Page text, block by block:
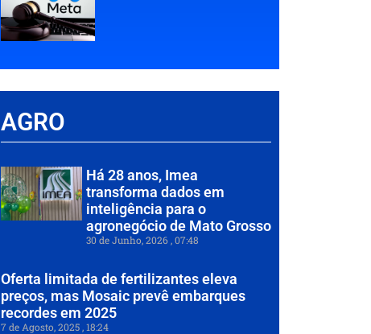
AGRO
Há 28 anos, Imea
transforma dados em
inteligência para o
agronegócio de Mato Grosso
30 de Junho, 2026 07:48
Oferta limitada de fertilizantes eleva
preços, mas Mosaic prevê embarques
recordes em 2025
7 de Agosto, 2025 18:24